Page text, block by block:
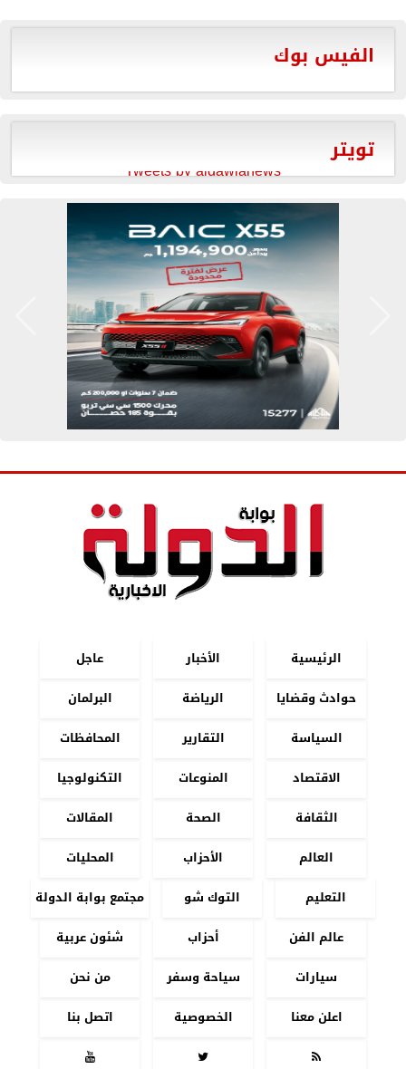
الفيس بوك
تويتر
Tweets by aldawlanews
الرئيسية الأخبار
عاجل
حوادث وقضايا
الرياضة
البرلمان
السياسة
التقارير
المحافظات
الاقتصاد
المنوعات
التكنولوجيا
الثقافة
الصحة
المقالات
العالم
الأحزاب
المحليات
التعليم
التوك شو
مجتمع بوابة الدولة
عالم الفن
أحزاب
شئون عربية
سيارات
سياحة وسفر
من نحن
اعلن معنا
الخصوصية
اتصل بنا


